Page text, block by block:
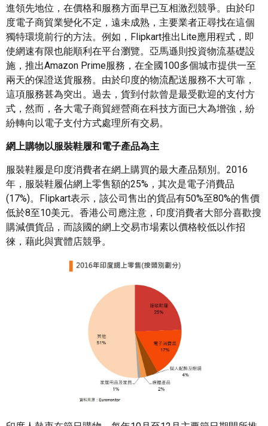
進領先地位，在價格和服務方面早已互相激烈競爭。由於印
度電子商貿業變化不定，遠未成熟，主要業者正尋找在這個
獨特環境前行的方法。例如，Flipkart推出Lite應用程式，即
使網速有限也能順利在平台瀏覽。亞馬遜則投資物流基礎設
施，推出Amazon Prime服務，在全國100多個城市提供一至
兩天的保證送貨服務。由於印度的物流配送服務不大可靠，
這項服務甚為突出。過去，貨到付款曾是最受歡迎的支付方
式，然而，各大電子商貿經營商在科技方面已大為增強，紛
紛轉向以電子支付方式處理所有交易。
網上購物以服裝鞋履和電子產品為主
服裝鞋履是印度消費者在網上購買的最大產品類別。2016
年，服裝鞋履佔網上零售額的25%，其次是電子消費品
(17%)。Flipkart表示，該公司售出的貨品有50%至80%的售價
低於8至10美元。香港公司應注意，印度消費者大部分喜歡搜
購減價貨品，而該國的網上交易市場素以價格較低以作招
徠，藉此與實體店競爭。